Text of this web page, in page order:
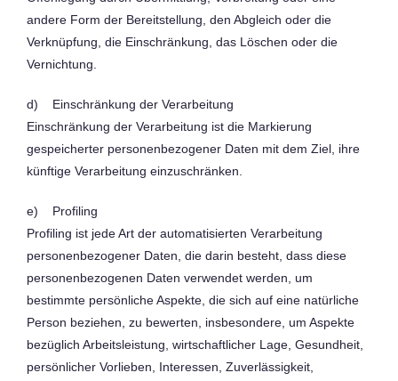
andere Form der Bereitstellung, den Abgleich oder die
Verknüpfung, die Einschränkung, das Löschen oder die
Vernichtung.
d) Einschränkung der Verarbeitung
Einschränkung der Verarbeitung ist die Markierung
gespeicherter personenbezogener Daten mit dem Ziel, ihre
künftige Verarbeitung einzuschränken.
e) Profiling
Profiling ist jede Art der automatisierten Verarbeitung
personenbezogener Daten, die darin besteht, dass diese
personenbezogenen Daten verwendet werden, um
bestimmte persönliche Aspekte, die sich auf eine natürliche
Person beziehen, zu bewerten, insbesondere, um Aspekte
bezüglich Arbeitsleistung, wirtschaftlicher Lage, Gesundheit,
persönlicher Vorlieben, Interessen, Zuverlässigkeit,